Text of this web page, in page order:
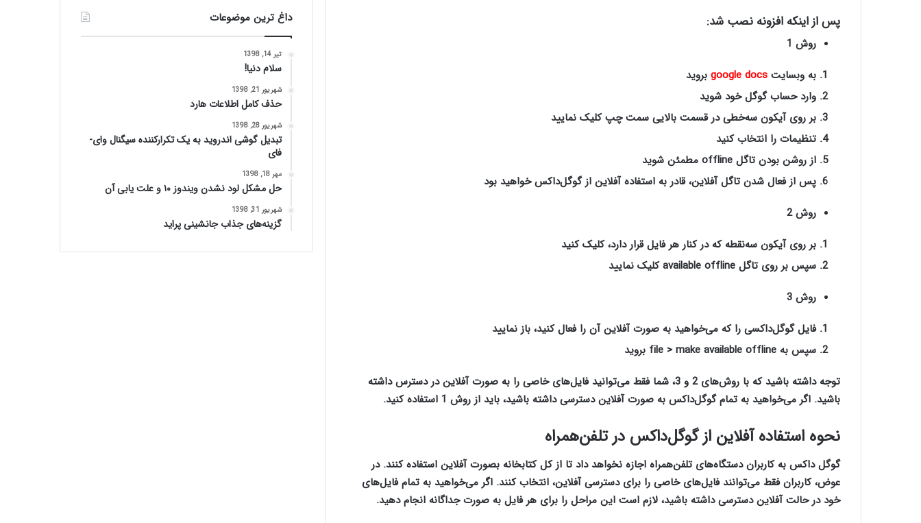
پس از اینکه افزونه نصب شد:
روش 1
به وبسایت google docs بروید
وارد حساب گوگل خود شوید
بر روی آیکون سه‌خطی در قسمت بالایی سمت چپ کلیک نمایید
تنظیمات را انتخاب کنید
از روشن بودن تاگل offline مطمئن شوید
پس از فعال شدن تاگل آفلاین، قادر به استفاده آفلاین از گوگل‌‌داکس خواهید بود
روش 2
بر روی آیکون سه‌نقطه که در کنار هر فایل قرار دارد، کلیک کنید
سپس بر روی تاگل available offlineکلیک نمایید
روش 3
فایل گوگل‌‌داکسی را که می‌خواهید به صورت آفلاین آن را فعال کنید، باز نمایید
سپس به
بروید
توجه داشته باشید که با روش‌های 2 و 3، شما فقط می‌توانید فایل‌های خاصی را به صورت آفلاین در دسترس داشته
باشید‌. اگر می‌خواهید به تمام گوگل‌داکس به صورت آفلاین دسترسی داشته باشید، باید از روش 1 استفاده کنید.
نحوه استفاده آفلاین از گوگل‌‌داکس در تلفن‌همراه
گوگل داکس به کاربران دستگاه‌های تلفن‌همراه اجازه نخواهد داد تا از کل کتابخانه بصورت آفلاین استفاده کنند. در
عوض، کاربران فقط می‌توانند فایل‌های خاصی را برای دسترسی آفلاین، انتخاب کنند. اگر می‌خواهید به تمام فایل‌های
خود در حالت آفلاین دسترسی داشته باشید، لازم است این مراحل را برای هر فایل به صورت جداگانه انجام دهید.
داغ ترین موضوعات
تیر 14, 1398
سلام دنیا!
شهریور 21, 1398
حذف کامل اطلاعات هارد
شهریور 28, 1398
تبدیل گوشی اندروید به یک تکرارکننده سیگنال وای-
فای
مهر 18, 1398
حل مشکل لود نشدن ویندوز ۱۰ و علت یابی آن
شهریور 31, 1398
گزینه‌های جذاب جانشینی پراید